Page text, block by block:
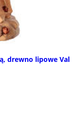
drewno lipowe Val